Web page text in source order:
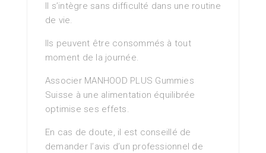
Il s’intègre sans difficulté dans une routine
de vie.
Ils peuvent être consommés à tout
moment de la journée.
Associer MANHOOD PLUS Gummies
Suisse à une alimentation équilibrée
optimise ses effets.
En cas de doute, il est conseillé de
demander l’avis d’un professionnel de